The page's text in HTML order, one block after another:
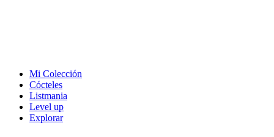
Mi Colección
Cócteles
Listmania
Level up
Explorar